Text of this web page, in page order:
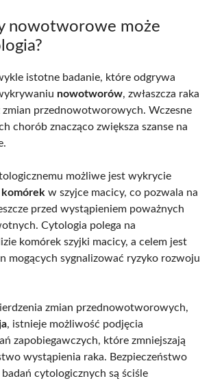
nowotworowe może
istotne badanie, które odgrywa
nowotworów, zwłaszcza raka
zmian przednowotworowych. Wczesne
chorób znacząco zwiększa szanse na
możliwe jest wykrycie
w szyjce macicy, co pozwala na
przed wystąpieniem poważnych
Cytologia polega na
komórek szyjki macicy, a celem jest
mogących sygnalizować ryzyko rozwoju
zmian przednowotworowych,
, istnieje możliwość podjęcia
zapobiegawczych, które zmniejszają
wystąpienia raka. Bezpieczeństwo
cytologicznych są ściśle